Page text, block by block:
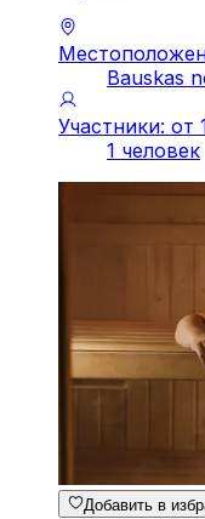
Bauskas
Участники: от
1 человек
Добавить в